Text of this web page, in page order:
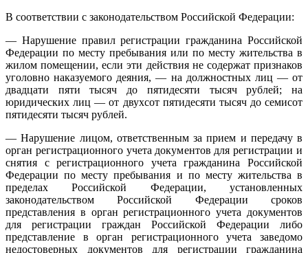
В соответствии с законодательством Российской Федерации:
— Нарушение правил регистрации гражданина Российской
Федерации по месту пребывания или по месту жительства в
жилом помещении, если эти действия не содержат признаков
уголовно наказуемого деяния, — на должностных лиц — от
двадцати пяти тысяч до пятидесяти тысяч рублей; на
юридических лиц — от двухсот пятидесяти тысяч до семисот
пятидесяти тысяч рублей.
— Нарушение лицом, ответственным за прием и передачу в
орган регистрационного учета документов для регистрации и
снятия с регистрационного учета гражданина Российской
Федерации по месту пребывания и по месту жительства в
пределах Российской Федерации, установленных
законодательством Российской Федерации сроков
представления в орган регистрационного учета документов
для регистрации граждан Российской Федерации либо
представление в орган регистрационного учета заведомо
недостоверных документов для регистрации гражданина